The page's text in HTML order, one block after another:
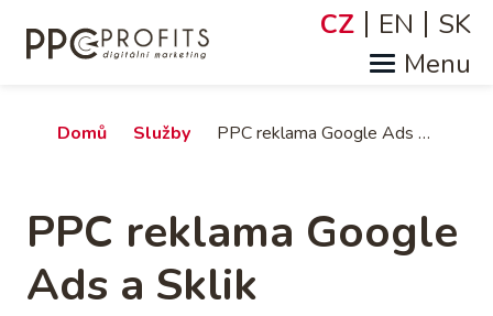
hlavnímu
Jazyky
CZ EN SK
Drobečková
Domů Služby PPC reklama Google Ads a Sklik
PPC reklama Google
Ads a Sklik